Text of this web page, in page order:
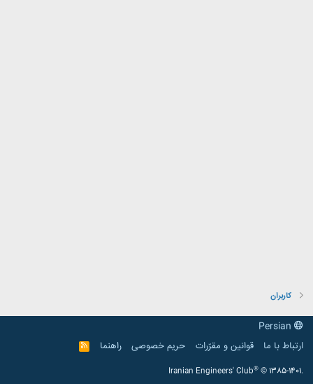
کاربران
ارتباط با ما
قوانین و مقرّرات حریم خصوصی راهنما
R
S
Iranian Engineers' Club® © 1385-1401.